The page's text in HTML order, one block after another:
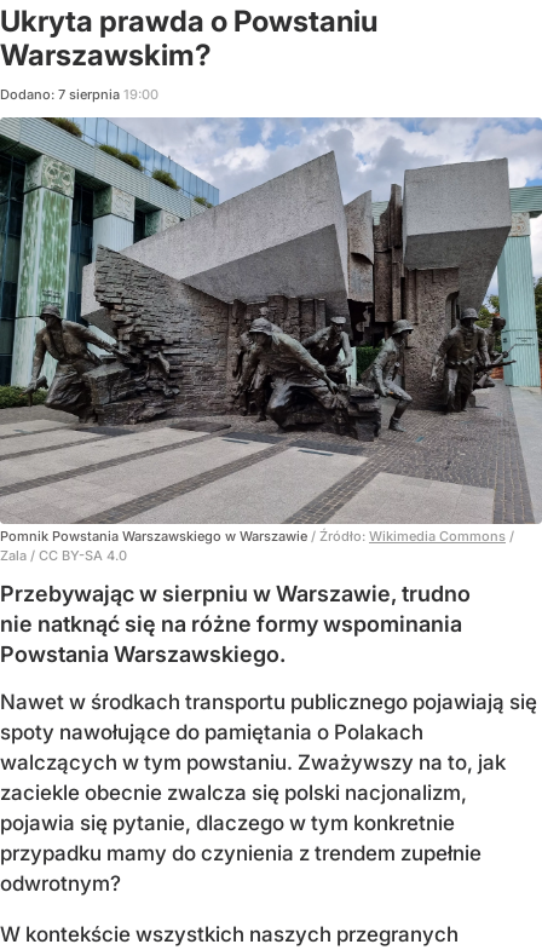
Ukryta prawda o Powstaniu
Warszawskim?
Dodano: 7 sierpnia 19:00
Pomnik Powstania Warszawskiego w Warszawie / Źródło: Wikimedia Commons /
Zala / CC BY-SA 4.0
Przebywając w sierpniu w Warszawie, trudno
nie natknąć się na różne formy wspominania
Powstania Warszawskiego.
Nawet w środkach transportu publicznego pojawiają się
spoty nawołujące do pamiętania o Polakach
walczących w tym powstaniu. Zważywszy na to, jak
zaciekle obecnie zwalcza się polski nacjonalizm,
pojawia się pytanie, dlaczego w tym konkretnie
przypadku mamy do czynienia z trendem zupełnie
odwrotnym?
W kontekście wszystkich naszych przegranych